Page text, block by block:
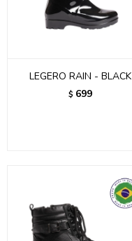
LEGERO RAIN - BLACK
$ 699